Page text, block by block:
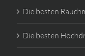
Die besten
Die besten